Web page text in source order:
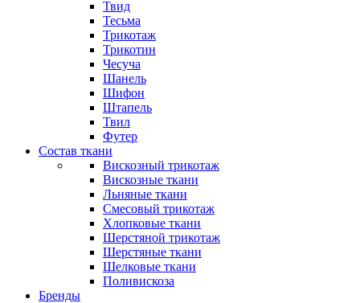
Твид
Тесьма
Трикотаж
Трикотин
Чесуча
Шанель
Шифон
Штапель
Твил
Футер
Состав ткани
Вискозный трикотаж
Вискозные ткани
Льняные ткани
Смесовый трикотаж
Хлопковые ткани
Шерстяной трикотаж
Шерстяные ткани
Шелковые ткани
Поливискоза
Бренды